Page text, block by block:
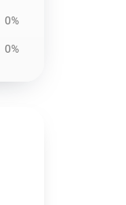
0%
0%